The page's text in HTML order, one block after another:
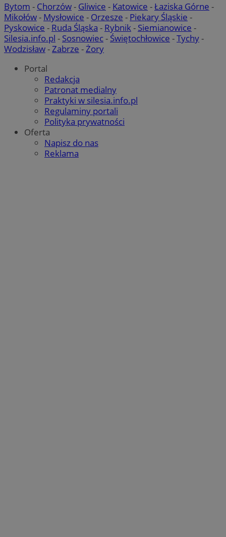
Bytom - Chorzów- Gliwice - Katowice -Łaziska Górne -
Mikołów- Mysłowice - Orzesze - Piekary Śląskie -
Pyskowice - Ruda Śląska - Rybnik- Siemianowice -
Silesia.info.pl - Sosnowiec- Świętochłowice -Tychy-
Wodzisław-Zabrze -Żory
Portal
Redakcja
Patronat medialny
Praktyki w silesia.info.pl
Regulaminy portali
Polityka prywatności
Oferta
Napisz do nas
Reklama